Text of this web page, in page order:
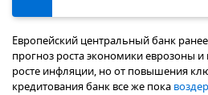
Европейский центральный банк
прогноз роста экономики еврозоны
росте инфляции, но от повышения
кредитования банк все же пока